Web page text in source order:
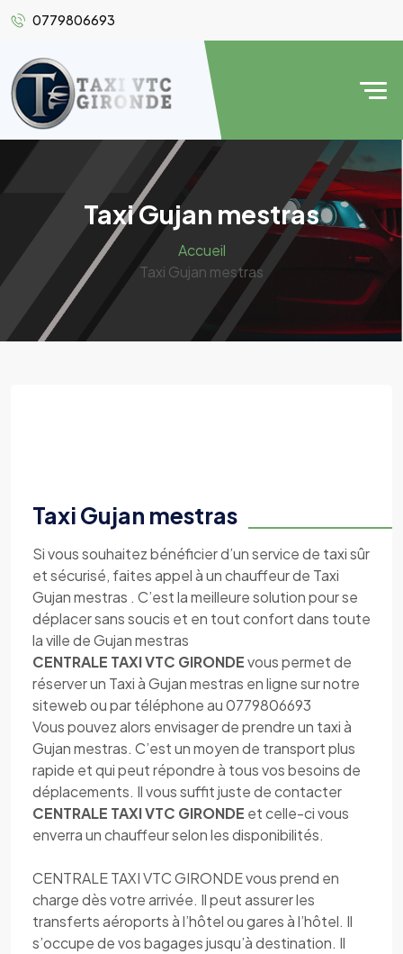
0779806693
Taxi Gujan mestras
Accueil
Taxi Gujan mestras
Taxi Gujan mestras
Si vous souhaitez bénéficier d’un service de taxi sûr
et sécurisé, faites appel à un chauffeur de Taxi
Gujan mestras . C’est la meilleure solution pour se
déplacer sans soucis et en tout confort dans toute
la ville de Gujan mestras
CENTRALE TAXI VTC GIRONDEvous permet de
réserver un Taxi à Gujan mestras en ligne sur notre
siteweb ou par téléphone au 0779806693
Vous pouvez alors envisager de prendre un taxi à
Gujan mestras. C’est un moyen de transport plus
rapide et qui peut répondre à tous vos besoins de
déplacements. Il vous suffit juste de contacter
CENTRALE TAXI VTC GIRONDE et celle-ci vous
enverra un chauffeur selon les disponibilités.
CENTRALE TAXI VTC GIRONDE vous prend en
charge dès votre arrivée. Il peut assurer les
transferts aéroports à l’hôtel ou gares à l’hôtel. Il
s’occupe de vos bagages jusqu’à destination. Il